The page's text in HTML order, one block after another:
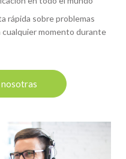
rápida sobre problemas
momento durante